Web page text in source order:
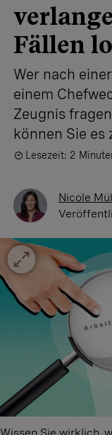
Fällen
Wer nach
einem
Zeugnis
können Sie
Lesezeit: 2
Nicole